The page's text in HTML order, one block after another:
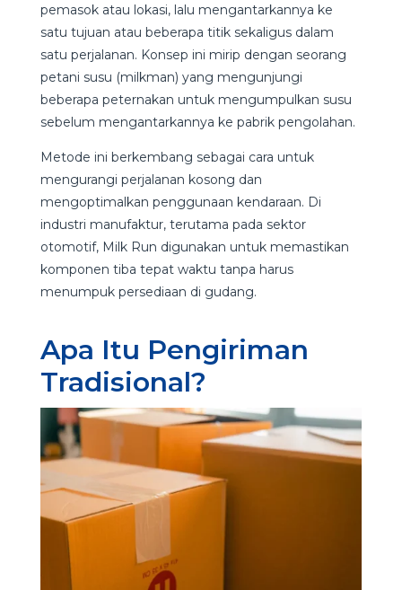
pemasok atau lokasi, lalu mengantarkannya ke
satu tujuan atau beberapa titik sekaligus dalam
satu perjalanan. Konsep ini mirip dengan seorang
petani susu (milkman) yang mengunjungi
beberapa peternakan untuk mengumpulkan susu
sebelum mengantarkannya ke pabrik pengolahan.
Metode ini berkembang sebagai cara untuk
mengurangi perjalanan kosong dan
mengoptimalkan penggunaan kendaraan. Di
industri manufaktur, terutama pada sektor
otomotif, Milk Run digunakan untuk memastikan
komponen tiba tepat waktu tanpa harus
menumpuk persediaan di gudang.
Apa Itu Pengiriman
Tradisional?